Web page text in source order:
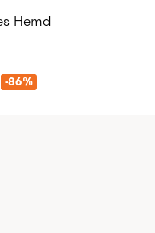
Hemd
PREIS:
-86%